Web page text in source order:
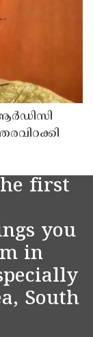
first
you
in
South